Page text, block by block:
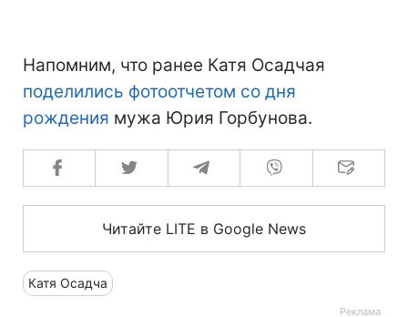
Напомним, что ранее Катя Осадчая
поделились фотоотчетом со дня
рождения мужа Юрия Горбунова.
Читайте LITE в Google News
Катя Осадча